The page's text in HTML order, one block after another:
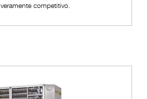
veramente competitivo.